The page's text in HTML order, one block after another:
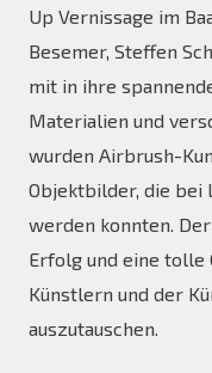
Up Vernissage im
Besemer, Steffen
mit in ihre
Materialien und
wurden Airbrush-
Objektbilder, die bei
werden konnten.
Erfolg und eine tolle
Künstlern und der
auszutauschen.